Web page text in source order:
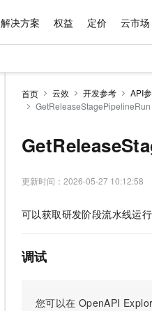
解决方案 权益 定价 云市场
首页 云效 开发参考 API
更新时间： 2026-05-27 10:12:58
可以获取研发阶段流水线运行
调试
您可以在 OpenAPI
千问AI平台
大模型
文本生成
Qwen3.8-Max HOT
Qwen3.7-Plus
Qwen3-VL-Plus
精选产品
大模型服务平台百炼 大模型
千问大模型 大模型
随时随地安全接入的云上超级电脑
面向分析的企业级SaaS模式云数据仓库
精选解决方案
千问办公，解锁你的工作新方式
Agency Agents：拥有专属领域专家
可视化
普惠上云
普惠上云 官方力荐
官方推荐返现计划
高校专属算力普惠，学生认证享300元
免费试用
最高领取价值200元试用点，立即开启
产品定价
了解云产品的定价详情
云上成本管理
精选商城
网站建设
友盟天域
观测云
蓝凌 OA
成为销售伙伴
分销伙伴
AI 大模型销售与服务生态合作计划
售前咨询
在线服务
售后服务
自助服务
短信专区
为什么选择阿里云
什么是云计算
安全合规
分析师报告
AI 算法大赛